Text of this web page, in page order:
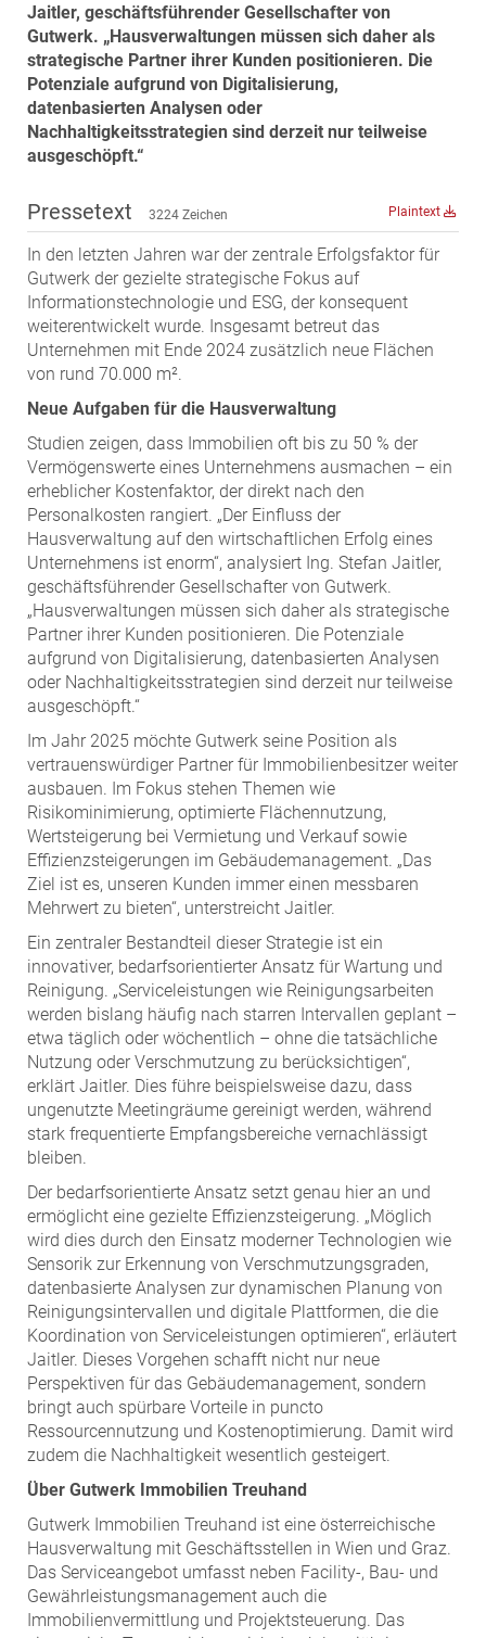
teamneunzehn
VÖPE Next
Verband Österreichischer Versicherungsmakler
Weinrauch Rechtsanwälte
WINEGG Realitäten
Media
Pressekontakt
Jaitler, geschäftsführender Gesellschafter von
Gutwerk. „Hausverwaltungen müssen sich daher als
strategische Partner ihrer Kunden positionieren. Die
Potenziale aufgrund von Digitalisierung,
datenbasierten Analysen oder
Nachhaltigkeitsstrategien sind derzeit nur teilweise
ausgeschöpft.“
Pressetext 3224 Zeichen Plaintext
In den letzten Jahren war der zentrale Erfolgsfaktor für
Gutwerk der gezielte strategische Fokus auf
Informationstechnologie und ESG, der konsequent
weiterentwickelt wurde. Insgesamt betreut das
Unternehmen mit Ende 2024 zusätzlich neue Flächen
von rund 70.000 m².
Neue Aufgaben für die Hausverwaltung
Studien zeigen, dass Immobilien oft bis zu 50 % der
Vermögenswerte eines Unternehmens ausmachen – ein
erheblicher Kostenfaktor, der direkt nach den
Personalkosten rangiert. „Der Einfluss der
Hausverwaltung auf den wirtschaftlichen Erfolg eines
Unternehmens ist enorm“, analysiert Ing. Stefan Jaitler,
geschäftsführender Gesellschafter von Gutwerk.
„Hausverwaltungen müssen sich daher als strategische
Partner ihrer Kunden positionieren. Die Potenziale
aufgrund von Digitalisierung, datenbasierten Analysen
oder Nachhaltigkeitsstrategien sind derzeit nur teilweise
ausgeschöpft.“
Im Jahr 2025 möchte Gutwerk seine Position als
vertrauenswürdiger Partner für Immobilienbesitzer weiter
ausbauen. Im Fokus stehen Themen wie
Risikominimierung, optimierte Flächennutzung,
Wertsteigerung bei Vermietung und Verkauf sowie
Effizienzsteigerungen im Gebäudemanagement. „Das
Ziel ist es, unseren Kunden immer einen messbaren
Mehrwert zu bieten“, unterstreicht Jaitler.
Ein zentraler Bestandteil dieser Strategie ist ein
innovativer, bedarfsorientierter Ansatz für Wartung und
Reinigung. „Serviceleistungen wie Reinigungsarbeiten
werden bislang häufig nach starren Intervallen geplant –
etwa täglich oder wöchentlich – ohne die tatsächliche
Nutzung oder Verschmutzung zu berücksichtigen“,
erklärt Jaitler. Dies führe beispielsweise dazu, dass
ungenutzte Meetingräume gereinigt werden, während
stark frequentierte Empfangsbereiche vernachlässigt
bleiben.
Der bedarfsorientierte Ansatz setzt genau hier an und
ermöglicht eine gezielte Effizienzsteigerung. „Möglich
wird dies durch den Einsatz moderner Technologien wie
Sensorik zur Erkennung von Verschmutzungsgraden,
datenbasierte Analysen zur dynamischen Planung von
Reinigungsintervallen und digitale Plattformen, die die
Koordination von Serviceleistungen optimieren“, erläutert
Jaitler. Dieses Vorgehen schafft nicht nur neue
Perspektiven für das Gebäudemanagement, sondern
bringt auch spürbare Vorteile in puncto
Ressourcennutzung und Kostenoptimierung. Damit wird
zudem die Nachhaltigkeit wesentlich gesteigert.
Über Gutwerk Immobilien Treuhand
Gutwerk Immobilien Treuhand ist eine österreichische
Hausverwaltung mit Geschäftsstellen in Wien und Graz.
Das Serviceangebot umfasst neben Facility-, Bau- und
Gewährleistungsmanagement auch die
Immobilienvermittlung und Projektsteuerung. Das